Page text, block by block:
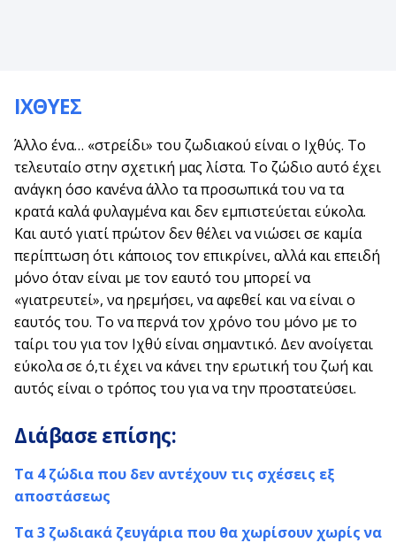
ΙΧΘΥΕΣ
Άλλο ένα… «στρείδι» του ζωδιακού είναι ο Ιχθύς. Το
τελευταίο στην σχετική μας λίστα. Το ζώδιο αυτό έχει
ανάγκη όσο κανένα άλλο τα προσωπικά του να τα
κρατά καλά φυλαγμένα και δεν εμπιστεύεται εύκολα.
Και αυτό γιατί πρώτον δεν θέλει να νιώσει σε καμία
περίπτωση ότι κάποιος τον επικρίνει, αλλά και επειδή
μόνο όταν είναι με τον εαυτό του μπορεί να
«γιατρευτεί», να ηρεμήσει, να αφεθεί και να είναι ο
εαυτός του. Το να περνά τον χρόνο του μόνο με το
ταίρι του για τον Ιχθύ είναι σημαντικό. Δεν ανοίγεται
εύκολα σε ό,τι έχει να κάνει την ερωτική του ζωή και
αυτός είναι ο τρόπος του για να την προστατεύσει.
Διάβασε επίσης:
Τα 4 ζώδια που δεν αντέχουν τις σχέσεις εξ
αποστάσεως
Τα 3 ζωδιακά ζευγάρια που θα χωρίσουν χωρίς να